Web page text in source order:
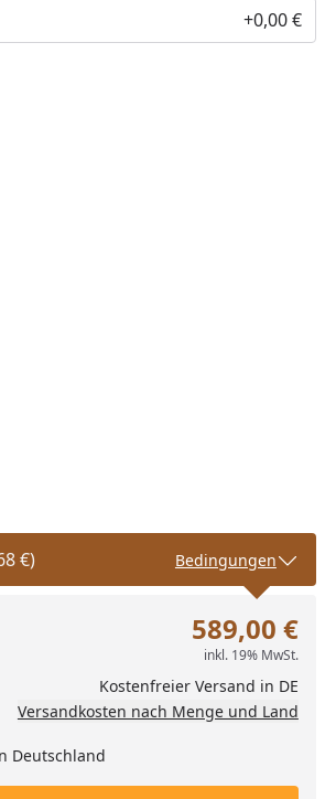
+0,00 €
€) Bedingungen
eins erhöhen
589,00 €
inkl. 19% MwSt.
Kostenfreier Versand in DE
Versandkosten nach Menge und Land
Deutschland